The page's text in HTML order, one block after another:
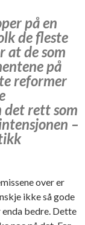
på en
de fleste
at de som
på
reformer
det rett som
–
over er
ikke så gode
bedre. Dette